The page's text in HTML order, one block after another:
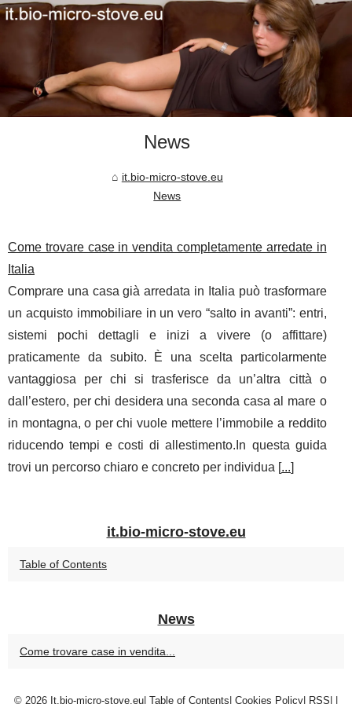
News
it.bio-micro-stove.eu
News
Come trovare case in vendita completamente arredate in
Italia
Comprare una casa già arredata in Italia può trasformare
un acquisto immobiliare in un vero “salto in avanti”: entri,
sistemi pochi dettagli e inizi a vivere (o affittare)
praticamente da subito. È una scelta particolarmente
vantaggiosa per chi si trasferisce da un’altra città o
dall’estero, per chi desidera una seconda casa al mare o
in montagna, o per chi vuole mettere l’immobile a reddito
riducendo tempi e costi di allestimento.In questa guida
trovi un percorso chiaro e concreto per individua [...]
it.bio-micro-stove.eu
Table of Contents
News
Come trovare case in vendita...
© 2026 It.bio-micro-stove.eu Table of Contents Cookies Policy RSS